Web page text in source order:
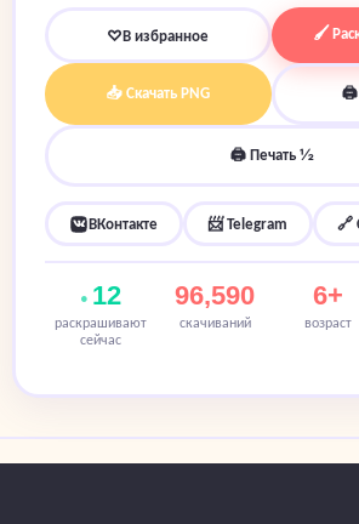
♡В избранное 🖌
📥 Скачать PNG 🖨
🖨 Печать ½
ВКонтакте 📨 Telegram 🔗
12
раскрашивают
сейчас
96,590
скачиваний
6+
возраст